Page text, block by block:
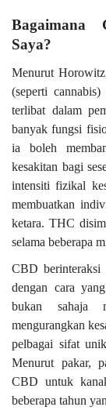
Bagaimana
Saya?
Menurut
(seperti
terlibat dalam
banyak fungsi
ia boleh
kesakitan bagi
intensiti fizikal
membuatkan
ketara. THC
selama beberapa
CBD berinteraksi
dengan cara
bukan sahaja
mengurangkan
pelbagai sifat
Menurut pakar,
CBD untuk
beberapa tahun